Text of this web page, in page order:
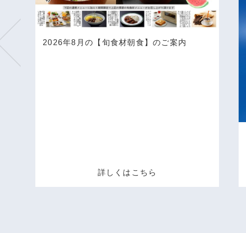
2026年8月の【旬食材朝食】のご案内
詳しくはこちら